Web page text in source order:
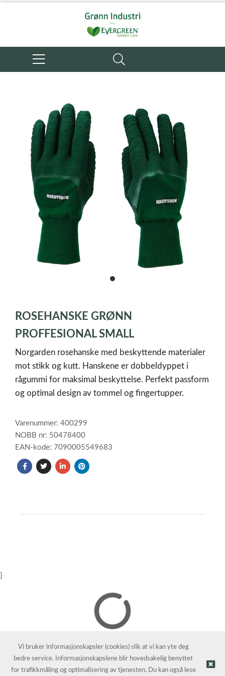
item
of
1
ROSEHANSKE GRØNN
PROFFESIONAL SMALL
Norgarden rosehanske med beskyttende materialer
mot stikk og kutt. Hanskene er dobbeldyppet i
rågummi for maksimal beskyttelse. Perfekt passform
og optimal design av tommel og fingertupper.
Varenummer: 400299
NOBB nr: 50478400
EAN-kode: 7090005549683
}
Vi bruker informasjonskapsler (cookies) slik at vi kan yte deg
bedre service. Informasjonskapslene blir hovedsakelig benyttet
for trafikkmåling og optimalisering av tjenesten. Du kan også lese